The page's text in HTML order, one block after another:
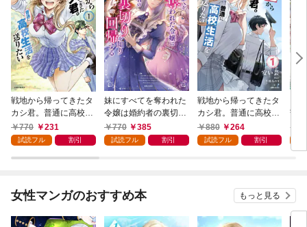
戦地から帰ってきたタ
カシ君。普通に高校生
活を送りたい（コミッ
ク）【電子版特典付】
770 231
試読フル 割引
妹にすべてを奪われた
令嬢は婚約者の裏切り
を知り回帰する（コミ
ック）【電子版特典
770 385
試読フル 割引
戦地から帰ってきたタ
カシ君。普通に高校生
活を送りたい【電子版
特典付】１
880 264
試読フル 割引
寄
子
女性マンガのおすすめ本 もっと見る